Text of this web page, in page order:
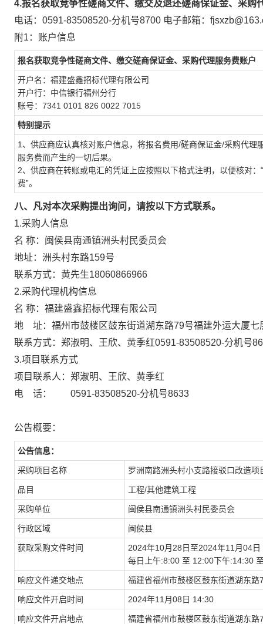
4.报名获取竞争性磋商文件、缴交及退还磋商保证金、采购
电话：0591-83508520-分机号8700 电子邮箱：
附1：账户信息
报名获取竞争性磋商文件、缴交磋商保证金、采购代理服务费账户
开户名：福建盛鑫招标代理有限公司
开户行：中信银行福州分行
账号：7341 0101 826 0022 7015
特别提示
1、供应商应认真核对账户信息，将报名费用/磋商保证金/采购代
服务费而产生的一切后果。
2、供应商在转账或电汇的凭证上应按照以下格式注明，以便核对
费”。
八、凡对本次采购提出询问，请按以下方式联系。
1.采购人信息
名 称：闽侯县南通镇洲头村民委员会
地址：洲头村东路159号
联系方式：黄先生18060866966
2.采购代理机构信息
名 称：福建盛鑫招标代理有限公
地 址：福州市鼓楼区鼓东街道湖东路79
联系方式：郑淑明、王欣、黄季红0591-
3.项目联系方式
项目联系人：郑淑明、王欣、黄季红
电 话： 0591-83508520-分机号8633
公告概要：
公告信息：
采购项目名称 罗洲南路洲头村小支路接驳口改造项
品目 工程/其他建筑工程
采购单位 闽侯县南通镇洲头村民委员会
行政区域 闽侯县
获取采购文件时间
2024年10月28日至2024年11月04日
每日上午:8:00 至 12:00下午:14:30
响应文件递交地点 福建省福州市鼓楼区鼓东街道湖东
响应文件开启时间 2024年11月08日 14:30
响应文件开启地点 福建省福州市鼓楼区鼓东街道湖东